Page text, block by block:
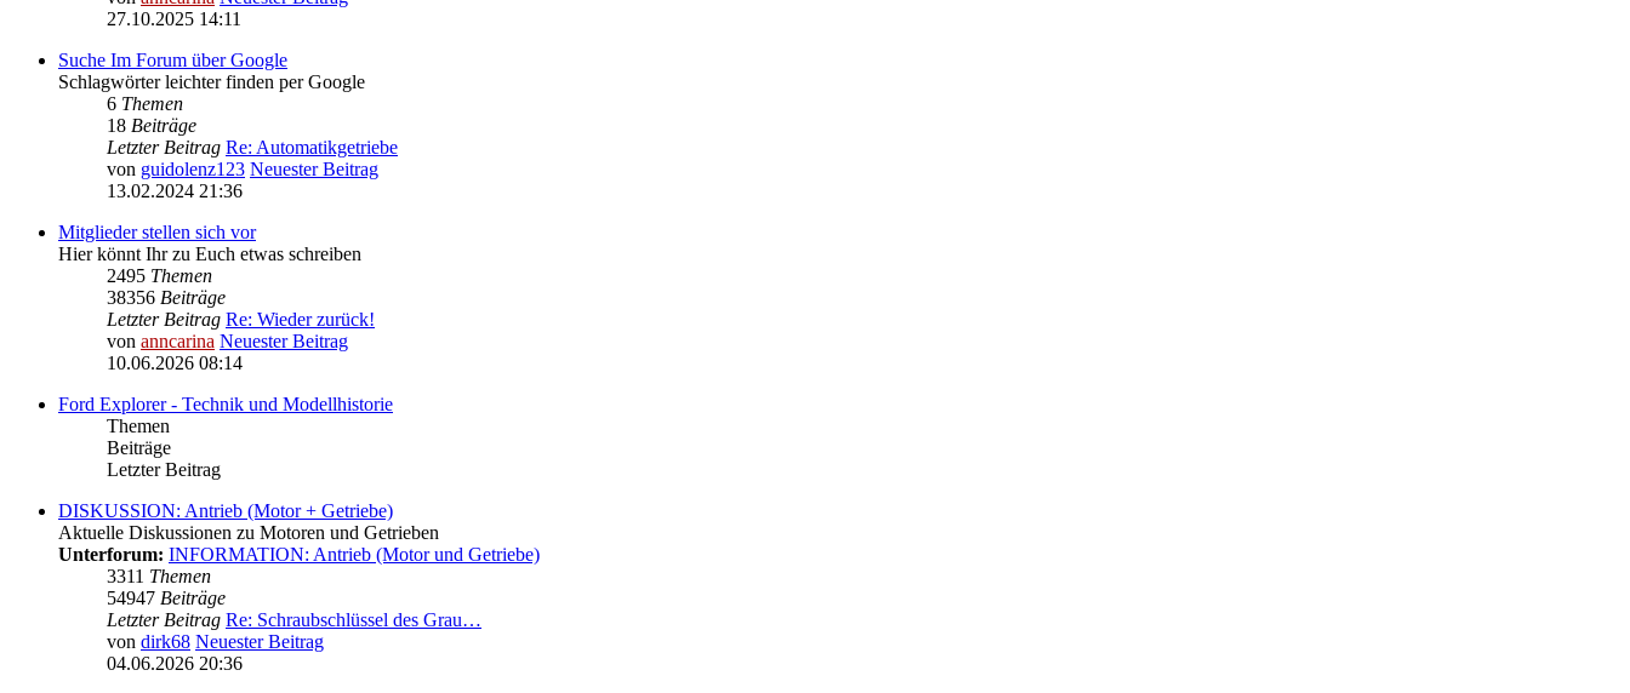
27.10.2025 14:11
Suche Im Forum über Google
Schlagwörter leichter finden per Google
6 Themen
18 Beiträge
Letzter Beitrag Re: Automatikgetriebe
von guidolenz123 Neuester Beitrag
13.02.2024 21:36
Mitglieder stellen sich vor
Hier könnt Ihr zu Euch etwas schreiben
2495 Themen
38356 Beiträge
Letzter Beitrag Re: Wieder zurück!
von anncarina Neuester Beitrag
10.06.2026 08:14
Ford Explorer - Technik und Modellhistorie
Themen
Beiträge
Letzter Beitrag
DISKUSSION: Antrieb (Motor + Getriebe)
Aktuelle Diskussionen zu Motoren und Getrieben
Unterforum: INFORMATION: Antrieb (Motor und Getriebe)
3311 Themen
54947 Beiträge
Letzter Beitrag Re: Schraubschlüssel des Grau…
von dirk68 Neuester Beitrag
04.06.2026 20:36